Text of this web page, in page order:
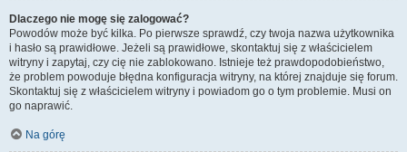
Dlaczego nie mogę się zalogować?
Powodów może być kilka. Po pierwsze sprawdź, czy twoja nazwa użytkownika
i hasło są prawidłowe. Jeżeli są prawidłowe, skontaktuj się z właścicielem
witryny i zapytaj, czy cię nie zablokowano. Istnieje też prawdopodobieństwo,
że problem powoduje błędna konfiguracja witryny, na której znajduje się forum.
Skontaktuj się z właścicielem witryny i powiadom go o tym problemie. Musi on
go naprawić.
Na górę